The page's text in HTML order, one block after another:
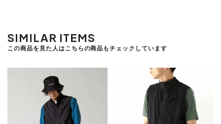
SIMILAR ITEMS
この商品を見た人はこちらの商品もチェックしています